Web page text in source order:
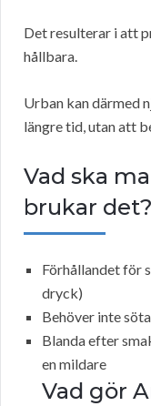
Det resulterar i att
hållbara.
Urban kan därmed
längre tid, utan att
Vad ska
brukar det?
Förhållandet för
dryck)
Behöver inte
Blanda efter
en mildare
Vad gör